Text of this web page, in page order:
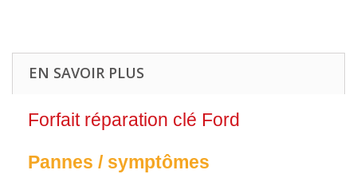
EN SAVOIR PLUS
Forfait réparation clé Ford
Pannes / symptômes